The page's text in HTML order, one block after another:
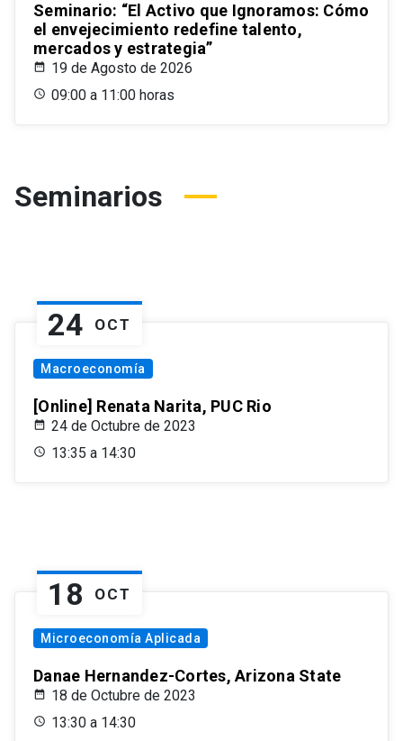
Seminario: “El Activo que Ignoramos: Cómo
el envejecimiento redefine talento,
mercados y estrategia”
19 de Agosto de 2026
09:00 a 11:00 horas
Seminarios
24 OCT
Macroeconomía
[Online] Renata Narita, PUC Rio
24 de Octubre de 2023
13:35 a 14:30
18 OCT
Microeconomía Aplicada
Danae Hernandez-Cortes, Arizona State
18 de Octubre de 2023
13:30 a 14:30